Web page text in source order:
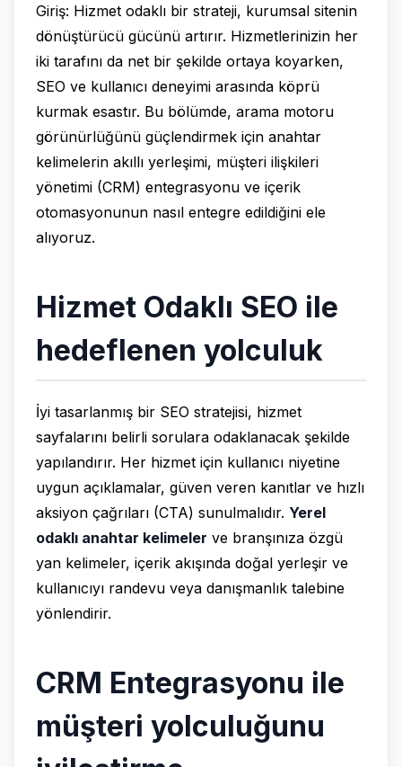
Giriş: Hizmet odaklı bir strateji, kurumsal sitenin
dönüştürücü gücünü artırır. Hizmetlerinizin her
iki tarafını da net bir şekilde ortaya koyarken,
SEO ve kullanıcı deneyimi arasında köprü
kurmak esastır. Bu bölümde, arama motoru
görünürlüğünü güçlendirmek için anahtar
kelimelerin akıllı yerleşimi, müşteri ilişkileri
yönetimi (CRM) entegrasyonu ve içerik
otomasyonunun nasıl entegre edildiğini ele
alıyoruz.
Hizmet Odaklı SEO ile
hedeflenen yolculuk
İyi tasarlanmış bir SEO stratejisi, hizmet
sayfalarını belirli sorulara odaklanacak şekilde
yapılandırır. Her hizmet için kullanıcı niyetine
uygun açıklamalar, güven veren kanıtlar ve hızlı
aksiyon çağrıları (CTA) sunulmalıdır. Yerel
odaklı anahtar kelimeler ve branşınıza özgü
yan kelimeler, içerik akışında doğal yerleşir ve
kullanıcıyı randevu veya danışmanlık talebine
yönlendirir.
CRM Entegrasyonu ile
müşteri yolculuğunu